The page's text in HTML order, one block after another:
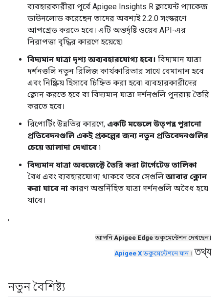
ব্যবহারকারীরা পূর্বে Apigee Insights R ক্লায়েন্ট প্যাকেজ
ডাউনলোড করেছেন তাদের অবশ্যই 2.2.0 সংস্করণে
আপগ্রেড করতে হবে। এটি অন্তর্দৃষ্টি ওয়েব API-এর
নিরাপত্তা বৃদ্ধির কারণে হয়েছে৷
বিদ্যমান যাত্রা দৃশ্য অব্যবহারযোগ্য হবে। বিদ্যমান যাত্রা
দর্শনগুলি নতুন রিলিজ কার্যকারিতার সাথে বেমানান হবে
এবং নিষ্ক্রিয় হিসাবে চিহ্নিত করা হবে৷ ব্যবহারকারীদের
ক্লোন করতে হবে বা বিদ্যমান যাত্রা দর্শনগুলি পুনরায় তৈরি
করতে হবে।
রিপোর্টিং উন্নতির কারণে, একটি মডেলে উত্পন্ন পুরানো
প্রতিবেদনগুলি একই প্রকল্পের জন্য নতুন প্রতিবেদনগুলির
চেয়ে আলাদা দেখাবে ৷
বিদ্যমান যাত্রা অবজেক্টে তৈরি করা টার্গেটেড তালিকা
বৈধ এবং ব্যবহারযোগ্য থাকবে তবে সেগুলিআবার ক্লোন
করা যাবে না কারণ অন্তর্নিহিত যাত্রা দর্শনগুলি অবৈধ হয়ে
যাবে।
,
আপনিApigee Edge ডকুমেন্টেশন দেখছেন।
Apigee X ডকুমেন্টেশনে যান। তথ্য
নতুন বৈশিষ্ট্য